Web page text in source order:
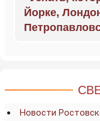
Йорке,
Новости